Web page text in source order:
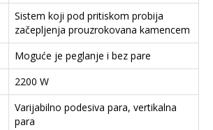
Sistem koji pod pritiskom probija
začepljenja prouzrokovana kamencem
Moguće je peglanje i bez pare
2200 W
Varijabilno podesiva para, vertikalna
para